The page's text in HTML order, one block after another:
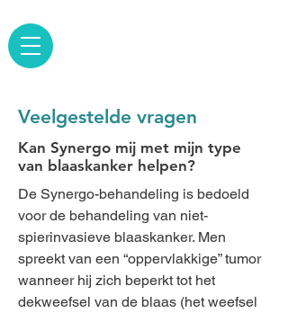
Kan Synergo mij met mijn type
van blaaskanker helpen?
De Synergo-behandeling is bedoeld
voor de behandeling van niet-
spierinvasieve blaaskanker. Men
spreekt van een “oppervlakkige” tumor
wanneer hij zich beperkt tot het
dekweefsel van de blaas (het weefsel
Veelgestelde vragen